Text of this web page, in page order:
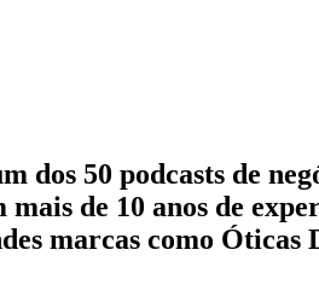
50 podcasts de
de 10 anos de
marcas como